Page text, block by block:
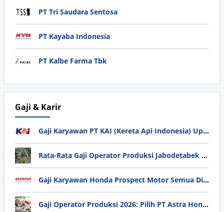
PT Tri Saudara Sentosa
PT Kayaba Indonesia
PT Kalbe Farma Tbk
Gaji & Karir
Gaji Karyawan PT KAI (Kereta Api Indonesia) Update 2025
Rata-Rata Gaji Operator Produksi Jabodetabek 2025: Bedah Tuntas UMK, Lemburan, dan Realita Hidup Buruh
Gaji Karyawan Honda Prospect Motor Semua Divisi
Gaji Operator Produksi 2026: Pilih PT Astra Honda Motor (AHM) atau Manufaktur di Jepang?